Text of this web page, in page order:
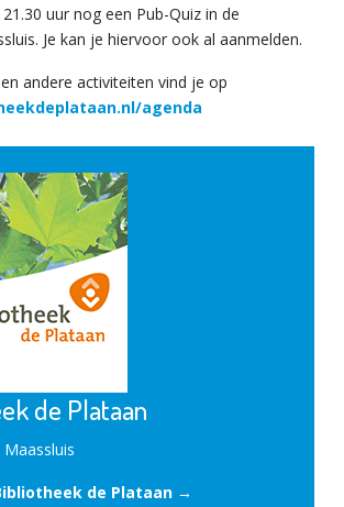
uur nog een Pub-Quiz in de
Je kan je hiervoor ook al aanmelden.
andere activiteiten vind je op
agenda
de Plataan
de Plataan →